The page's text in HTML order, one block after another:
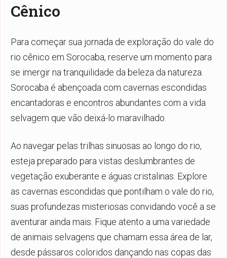
Cênico
Para começar sua jornada de exploração do vale do
rio cênico em Sorocaba, reserve um momento para
se imergir na tranquilidade da beleza da natureza.
Sorocaba é abençoada com cavernas escondidas
encantadoras e encontros abundantes com a vida
selvagem que vão deixá-lo maravilhado.
Ao navegar pelas trilhas sinuosas ao longo do rio,
esteja preparado para vistas deslumbrantes de
vegetação exuberante e águas cristalinas. Explore
as cavernas escondidas que pontilham o vale do rio,
suas profundezas misteriosas convidando você a se
aventurar ainda mais. Fique atento a uma variedade
de animais selvagens que chamam essa área de lar,
desde pássaros coloridos dançando nas copas das